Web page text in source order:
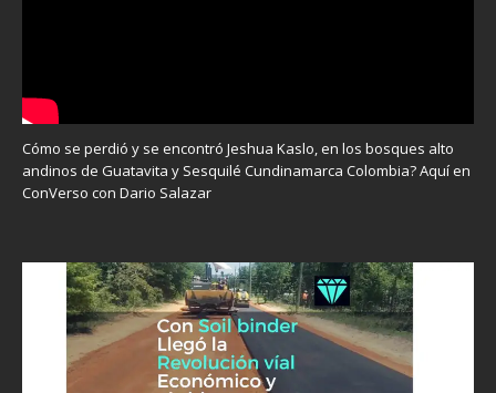
Cómo se perdió y se encontró Jeshua Kaslo, en los bosques alto
andinos de Guatavita y Sesquilé Cundinamarca Colombia? Aquí en
ConVerso con Dario Salazar